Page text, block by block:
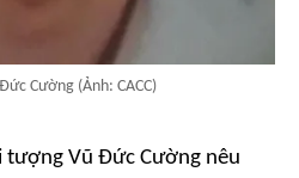
Cường (Ảnh: CACC)
Vũ Đức Cường nêu